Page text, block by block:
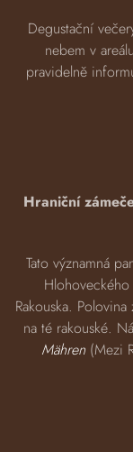
Degustační
nebem v
pravidelně
Hraniční
Tato významná
Rakouska.
na té rakouské.
Mähren (Mezi